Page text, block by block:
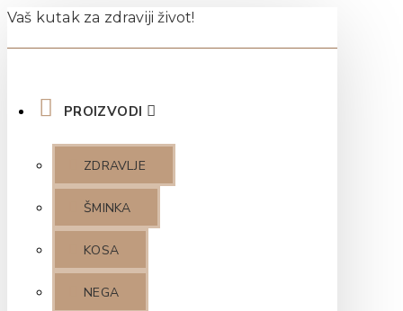
Vaš kutak za zdraviji život!
PROIZVODI
ZDRAVLJE
ŠMINKA
KOSA
NEGA